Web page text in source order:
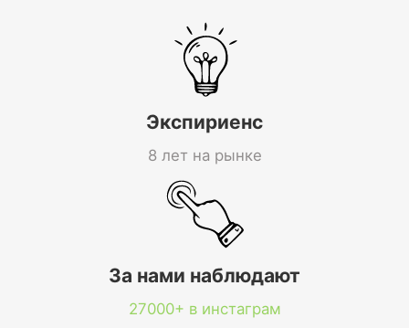
Экспириенс
8 лет на рынке
За нами наблюдают
27000+ в инстаграм